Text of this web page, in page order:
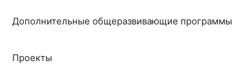
Дополнительные общеразвивающие программы
Проекты